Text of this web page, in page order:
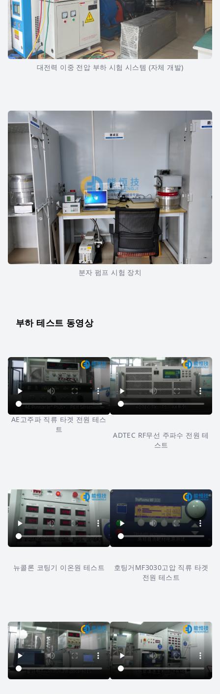
대전력 이중 전압 부하 시험 시스템 (자체 개발)
분자 펌프 시험 장치
부하 테스트 동영상
AE고주파 직류 타겟 전원 테스
트
ADTEC RF무선 주파수 전원 테
스트
뉴콜론 코팅기 이온원 테스트
호팅거MF3030고압 직류 타겟
전원 테스트